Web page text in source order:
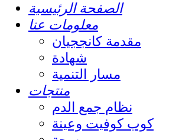
الصفحة الرئيسية
معلومات عنا
مقدمة كانججيان
شهادة
مسار التنمية
منتجات
نظام جمع الدم
كوب كوفيت وعينة